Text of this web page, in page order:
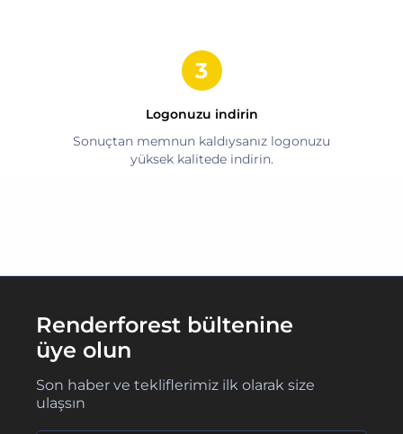
Logonuzu indirin
Sonuçtan memnun kaldıysanız logonuzu
yüksek kalitede indirin.
Renderforest bültenine
üye olun
Son haber ve tekliflerimiz ilk olarak size
ulaşsın